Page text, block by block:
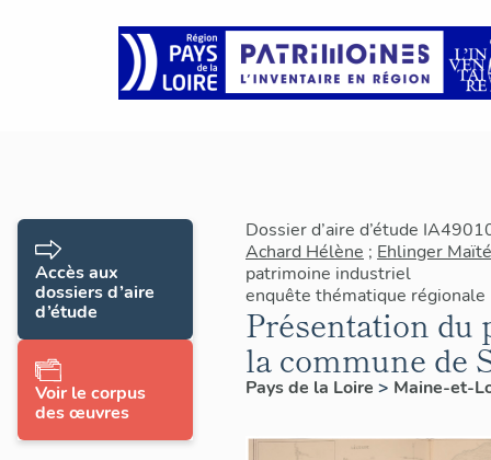
Dossier d’aire d’étude
Achard Hélène ; Ehlinger
patrimoine industriel
enquête thématique régionale
Présentation
la commune de
Pays de la Loire > Maine-et-
Accès aux
dossiers d’aire
d’étude
Voir le corpus
des œuvres